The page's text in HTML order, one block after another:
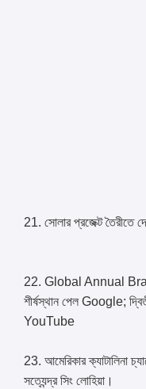
21. সোলার প্রজেক্ট তৈরীতে
22. Global Annual
শীর্ষস্থান পেল Google;
YouTube
23. আমেরিকার ক্যাটালিনা
সত্যেন্দ্র সিং লোহিয়া।